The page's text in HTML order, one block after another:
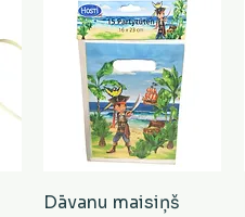
Dāvanu maisiņš